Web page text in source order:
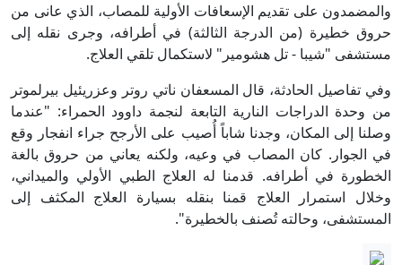
والمضمدون على تقديم الإسعافات الأولية للمصاب، الذي عانى من
حروق خطيرة (من الدرجة الثالثة) في أطرافه، وجرى نقله إلى
مستشفى "شيبا - تل هشومير" لاستكمال تلقي العلاج.
وفي تفاصيل الحادثة، قال المسعفان ناتي روتر وعزريئيل بيرلموتر
من وحدة الدراجات النارية التابعة لنجمة داوود الحمراء: "عندما
وصلنا إلى المكان، وجدنا شاباً أُصيب على الأرجح جراء انفجار وقع
في الجوار. كان المصاب في وعيه، ولكنه يعاني من حروق بالغة
الخطورة في أطرافه. قدمنا له العلاج الطبي الأولي والميداني،
وخلال استمرار العلاج قمنا بنقله بسيارة العلاج المكثف إلى
المستشفى، وحالته تُصنف بالخطيرة".